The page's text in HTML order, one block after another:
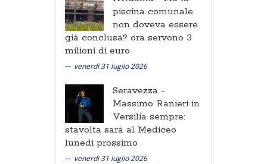
piscina comunale
non doveva essere
già conclusa? ora servono 3
milioni di euro
venerdì 31 luglio 2026
Seravezza -
Massimo Ranieri in
Versilia sempre:
stavolta sarà al Mediceo
lunedi prossimo
venerdì 31 luglio 2026